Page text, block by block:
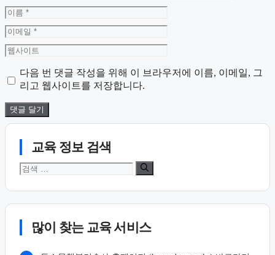
이
름
이
메
일
웹
이
트
다음 번 댓글 작성을 위해 이 브라우저에 이름, 이메일, 그
리고 웹사이트를 저장합니다.
교육 정보 검색
검
많이 찾는 교육 서비스